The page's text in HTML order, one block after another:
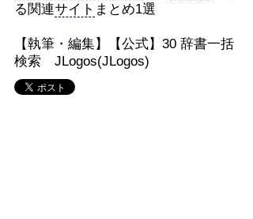
る関連サイト まとめ1選
【執筆・編集】【公式】30 辞書一括
検索 JLogos(JLogos)